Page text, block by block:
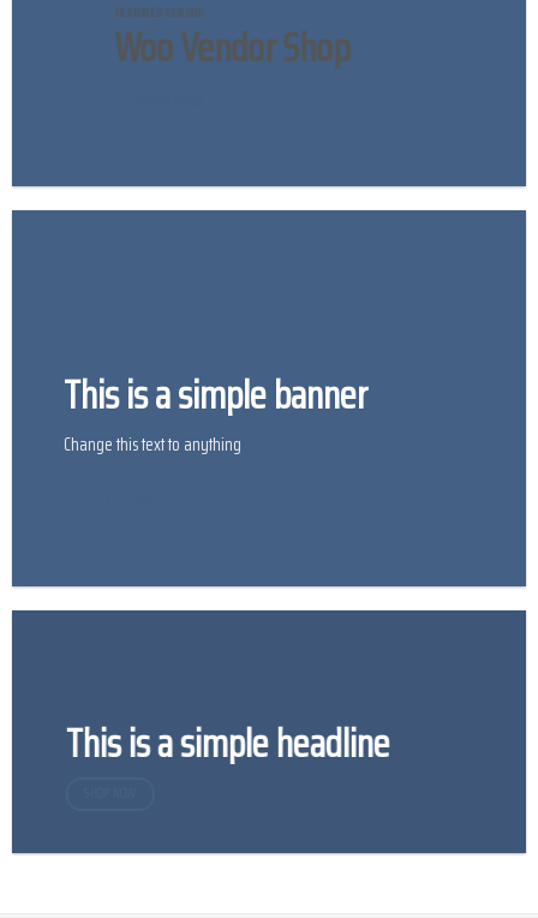
FEATURED VENDOR
Woo Vendor Shop
This is a simple banner
Change this text to anything
This is a simple headline